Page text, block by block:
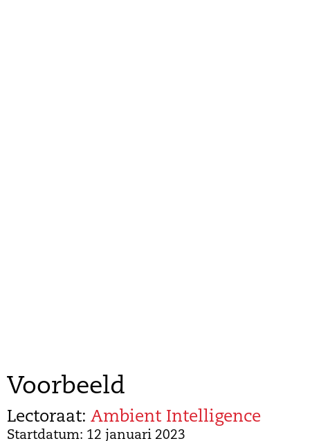
Voorbeeld
Lectoraat: Ambient Intelligence
Startdatum: 12 januari 2023